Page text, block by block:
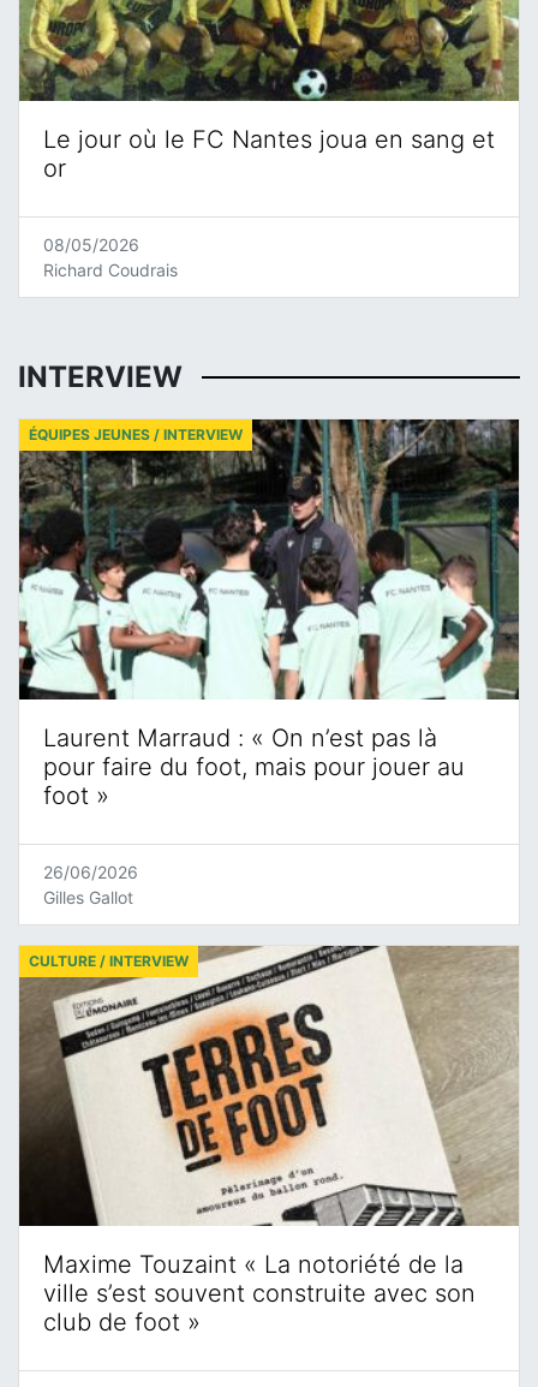
Le jour où le FC Nantes joua en sang et
or
08/05/2026
Richard Coudrais
INTERVIEW
Laurent Marraud : « On n’est pas là
pour faire du foot, mais pour jouer au
foot »
ÉQUIPES JEUNES / INTERVIEW
26/06/2026
Gilles Gallot
Maxime Touzaint « La notoriété de la
ville s’est souvent construite avec son
club de foot »
CULTURE / INTERVIEW